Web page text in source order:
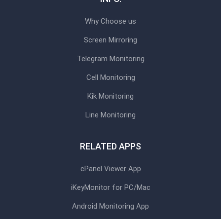
Why Choose us
Screen Mirroring
Telegram Monitoring
Cell Monitoring
Kik Monitoring
Line Monitoring
RELATED APPS
cPanel Viewer App
iKeyMonitor for PC/Mac
Android Monitoring App